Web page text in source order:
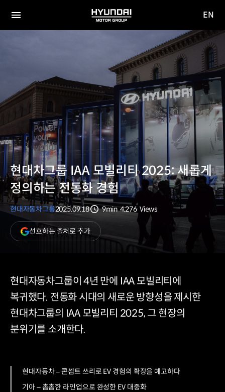
전체
HYUNDAI
MOTOR
사이
이동
EN
현대차그룹 IAA 모빌리티 2025: 새롭게
정의하는 전동화 경험
현대자동차그룹2025.09.18
9min
조회수
4,276 Views
선호하는 출처로 추가(새
창
현대자동차그룹이 4년 만에 IAA 모빌리티에
복귀했다. 전동화 시대의 새로운 방향성을 제시한
현대차그룹의 IAA 모빌리티 2025, 그 현장의
분위기를 소개한다.
현대자동차 – 콘셉트 쓰리로 EV 경험의 확장을 예고하다
기아 – 촘촘한 라인업으로 완성한 EV 대중화